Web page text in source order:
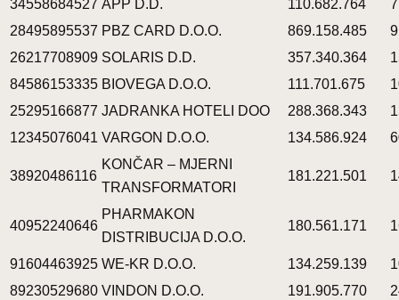
34558684527 APP D.D. 110.682.764
28495895537 PBZ CARD D.O.O. 869.158.485
26217708909 SOLARIS D.D. 357.340.364
84586153335 BIOVEGA D.O.O. 111.701.675
25295166877 JADRANKA HOTELI DOO 288.368.343
12345076041 VARGON D.O.O. 134.586.924
38920486116
KONČAR – MJERNI
TRANSFORMATORI
181.221.501
40952240646
PHARMAKON
DISTRIBUCIJA D.O.O.
180.561.171
91604463925 WE-KR D.O.O. 134.259.139
89230529680 VINDON D.O.O. 191.905.770